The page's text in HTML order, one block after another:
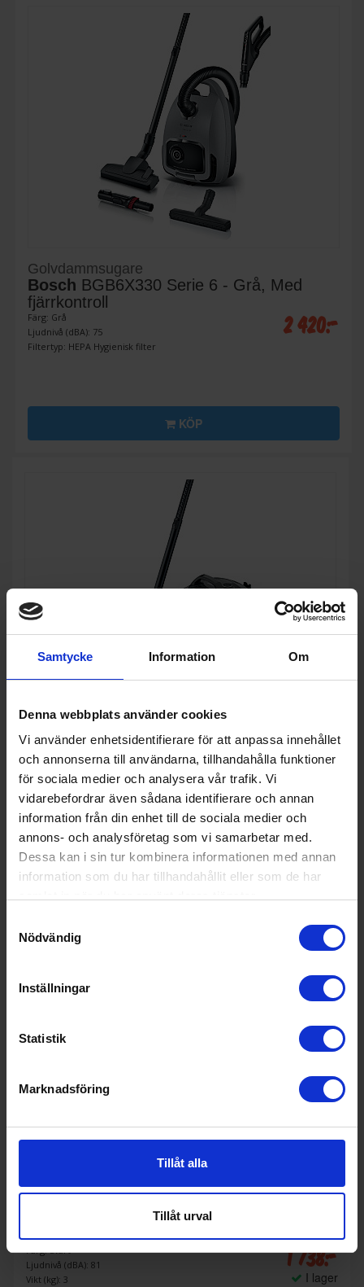
Samtycke Information Om
Denna webbplats använder cookies
Vi använder enhetsidentifierare för att anpassa innehållet
och annonserna till användarna, tillhandahålla funktioner
för sociala medier och analysera vår trafik. Vi
vidarebefordrar även sådana identifierare och annan
information från din enhet till de sociala medier och
annons- och analysföretag som vi samarbetar med.
Dessa kan i sin tur kombinera informationen med annan
information som du har tillhandahållit eller som de har
Nödvändig
Inställningar
Statistik
Marknadsföring
Tillåt alla
Tillåt urval
Golvdammsugare
Bosch BGB6X330 Serie 6 - Grå, Med
fjärrkontroll
Färg: Grå
Ljudnivå (dBA): 75
Filtertyp: HEPA Hygienisk filter
2 420:-
KÖP
Golvdammsugare
Bosch BGC21X300 Serie 4
Färg: Svart
Ljudnivå (dBA): 76
Filtertyp: HEPA
10 000:-
BBHF220 Serie 2
Färg: Svart
Ljudnivå (dBA): 81
Vikt (kg): 3
1 738:-
I lager